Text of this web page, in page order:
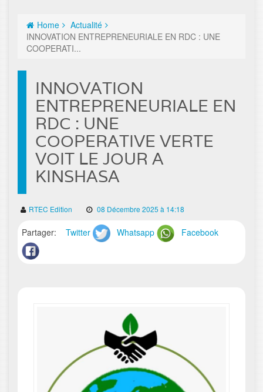
Home
Actualité
INNOVATION ENTREPRENEURIALE EN RDC : UNE
COOPERATI...
INNOVATION
ENTREPRENEURIALE EN
RDC : UNE
COOPERATIVE VERTE
VOIT LE JOUR A
KINSHASA
RTEC Edition 08 Décembre 2025 à 14:18
Partager: Twitter Whatsapp Facebook